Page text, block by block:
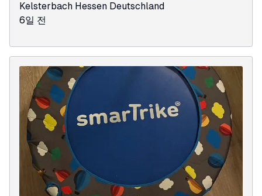
Kelsterbach Hessen Deutschland
6일 전